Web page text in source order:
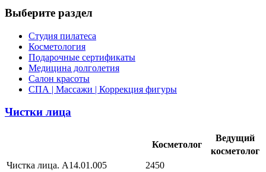
Выберите раздел
Студия пилатеса
Косметология
Подарочные сертификаты
Медицина долголетия
Салон красоты
СПА | Массажи | Коррекция фигуры
Чистки лица
Косметолог
Ведущий
косметолог
Чистка лица. А14.01.005
2450